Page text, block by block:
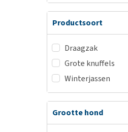
Productsoort
Draagzak
Grote knuffels
Winterjassen
Grootte hond